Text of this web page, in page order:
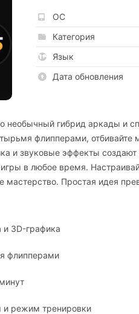
ОС
Категория
Язык
Дата обновления
необычный гибрид аркады и
флипперами, отбивайте
и звуковые эффекты
в любое время.
мастерство. Простая идея
и 3D-графика
флипперами
и режим тренировки